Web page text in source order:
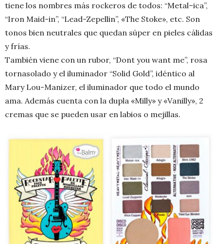
tiene los nombres más rockeros de todos: “Metal–ica”,
“Iron Maid-in”, “Lead-Zepellin”, «The Stoke», etc. Son
tonos bien neutrales que quedan súper en pieles cálidas
y frías.
También viene con un rubor, “Dont you want me”, rosa
tornasolado y el iluminador “Solid Gold”, idéntico al
Mary Lou-Manizer, el iluminador que todo el mundo
ama. Además cuenta con la dupla «Milly» y «Vanilly», 2
cremas que se pueden usar en labios o mejillas.